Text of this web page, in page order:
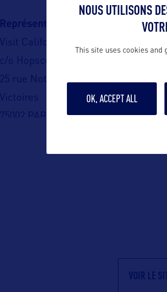
Représentation en France :
Visit California
c/o Hopscotch Tourism
25 rue Notre-Dame des
Victoires
75002 PARIS
Téléphone : 01 53 25 11 11
VOIR LE
NOUS UTILISONS
This site uses cookies
OK, ACCEPT ALL